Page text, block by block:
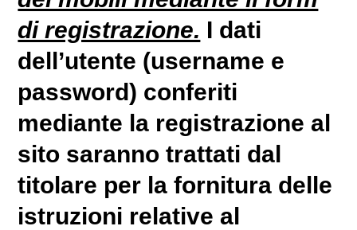
di registrazione. I dati
dell’utente (username e
password) conferiti
mediante la registrazione al
sito saranno trattati dal
titolare per la fornitura delle
istruzioni relative al